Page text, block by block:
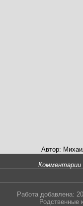
Автор:
Комментарии
Работа добавлена:
Родственные